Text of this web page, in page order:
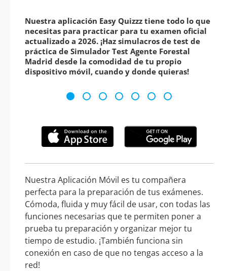
Nuestra aplicación Easy Quizzz tiene todo lo que
necesitas para practicar para tu examen oficial
actualizado a 2026. ¡Haz simulacros de test de
práctica de Simulador Test Agente Forestal
Madrid desde la comodidad de tu propio
dispositivo móvil, cuando y donde quieras!
Nuestra Aplicación Móvil es tu compañera
perfecta para la preparación de tus exámenes.
Cómoda, fluida y muy fácil de usar, con todas las
funciones necesarias que te permiten poner a
prueba tu preparación y organizar mejor tu
tiempo de estudio. ¡También funciona sin
conexión en caso de que no tengas acceso a la
red!